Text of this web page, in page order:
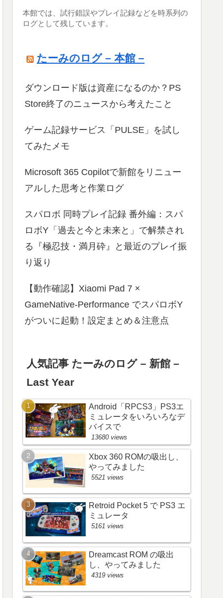
本館では、試行錯誤やプレイ記録などを時系列の
ログとして残しています。
たーみのログ – 本館 –
ダウンロード版は資産になるのか？PS
Store終了のニュースから考えたこと
ゲーム記録サービス「PULSE」を試し
てみたメモ
Microsoft 365 Copilotで新館をリニュー
アルした思考と作業ログ
スパロボ 同時プレイ記録 番外編：スパ
ロボY「過去と今と未来と」で解禁され
る『極忍技・満月砕』と最近のプレイ振
り返り
【動作確認】Xiaomi Pad 7 ×
GameNative-Performance でスパロボY
がついに起動！設定まとめ＆注意点
人気記事 たーみのログ – 新館 –
Last Year
Android「RPCS3」PS3エ
ミュレータをいろいろなデ
バイスで
13680 views
Xbox 360 ROMの吸出し、
やってみました
5521 views
Retroid Pocket 5 で PS3 エ
ミュレータ
5161 views
Dreamcast ROM の吸出
し、やってみました
4319 views